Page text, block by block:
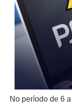
Juízes
Comitês
Comitê
Comitê
Comitê do
No período de 6